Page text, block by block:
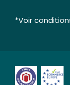
*Voir